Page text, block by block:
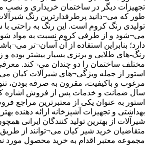
تجهیزات دیگر در ساختمان خریداری و نصب
طور که می¬دانید پرطرفدارترین رنگ
تولیدی رنگ کروم است. این رنگ به راحتی
می¬شود و از طرفی کروم نسبت به مواد
دارد؛ بنابراین استفاده از آن آسان¬تر
رنگ-های طلایی و برنزی بسیار بیشتر بوده
مختلف ساختمان را دو چندان می¬کند.
استور از جمله ویژگی¬های شیرآلات کیان
سال ضمانت و خدمات پس از فروش اشاره
استور به عنوان یکی از معتبرترین مراجع
بهداشتی و تجهیزات آشپزخانه ارائه دهنده
شیرآلات از بهترین تولید کنندگان ایرانی
متقاضیان خرید شیر کیان می¬توانند از طریق
مجموعه معتبر اقدام به خرید محصول مورد